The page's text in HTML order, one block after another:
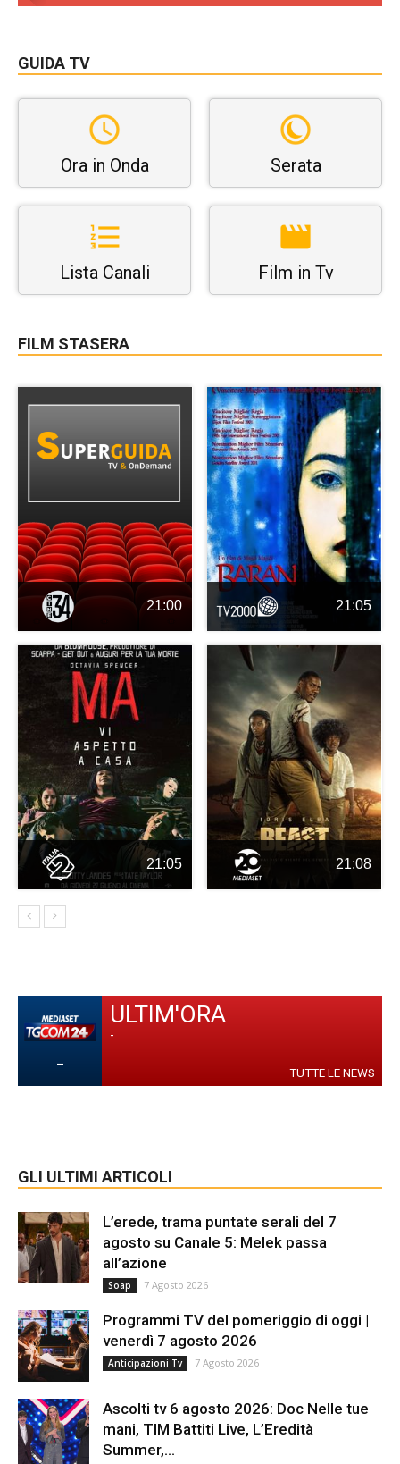
GUIDA TV
Ora in Onda Serata
Lista Canali Film in Tv
FILM STASERA
21:00 21:05
21:05 21:08
-
ULTIM'ORA
-
TUTTE LE NEWS
GLI ULTIMI ARTICOLI
L’erede, trama puntate serali del 7
agosto su Canale 5: Melek passa
all’azione
Soap 7 Agosto 2026
Programmi TV del pomeriggio di oggi |
venerdì 7 agosto 2026
Anticipazioni Tv 7 Agosto 2026
Ascolti tv 6 agosto 2026: Doc Nelle tue
mani, TIM Battiti Live, L’Eredità
Summer,...